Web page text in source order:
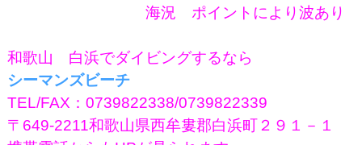
海況 ポイントにより波あり
和歌山 白浜でダイビングするなら
シーマンズビーチ
TEL/FAX：0739822338/0739822339
〒649-2211和歌山県西牟婁郡白浜町２９１－１